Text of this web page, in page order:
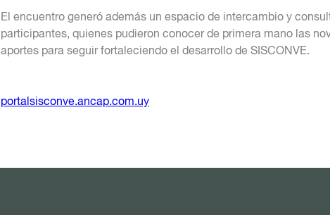
El encuentro generó además un espacio de intercambio y
participantes, quienes pudieron conocer de primera mano las
aportes para seguir fortaleciendo el desarrollo de SISCONVE.
portalsisconve.ancap.com.uy